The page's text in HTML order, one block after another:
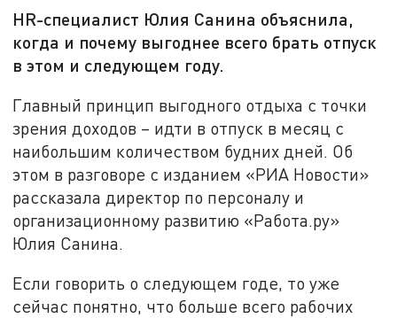
HR-специалист Юлия Санина объяснила,
когда и почему выгоднее всего брать отпуск
в этом и следующем году.
Главный принцип выгодного отдыха с точки
зрения доходов – идти в отпуск в месяц с
наибольшим количеством будних дней. Об
этом в разговоре с изданием «РИА Новости»
рассказала директор по персоналу и
организационному развитию «Работа.ру»
Юлия Санина.
Если говорить о следующем годе, то уже
сейчас понятно, что больше всего рабочих